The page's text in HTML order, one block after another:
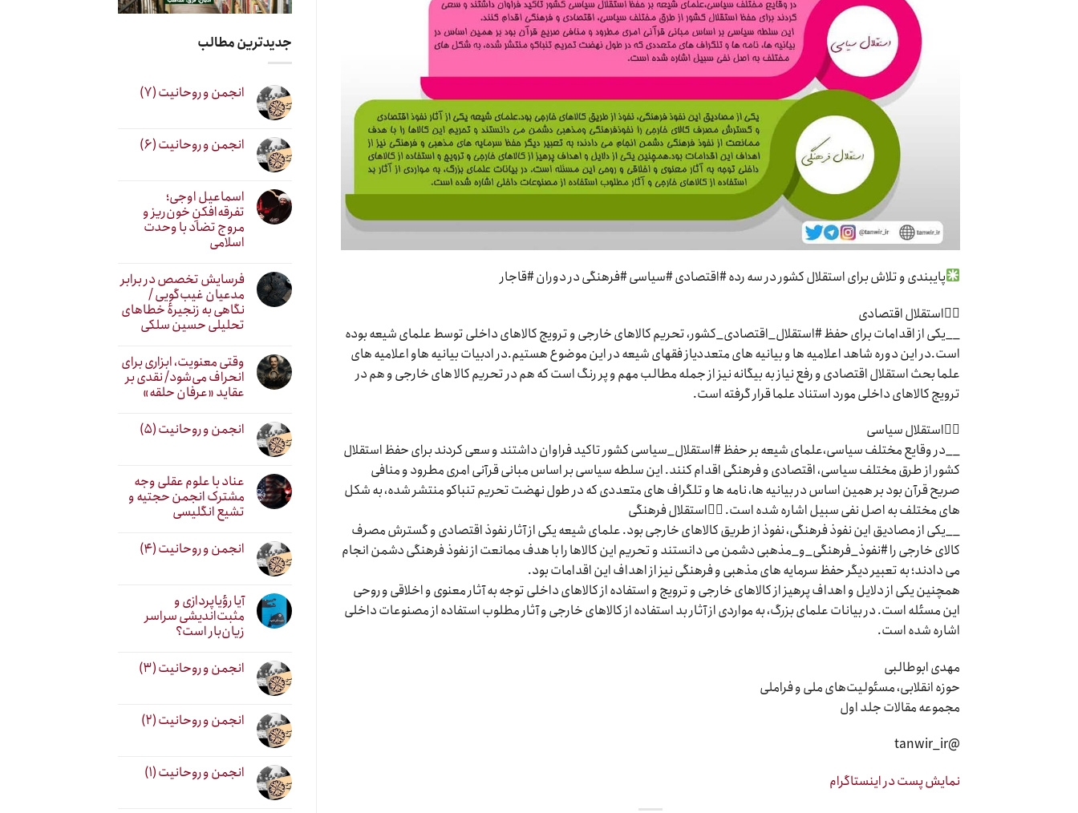
پایبندی و تلاش برای استقلال کشور در سه رده #اقتصادی #سیاسی #فرهنگی در دوران #قاجار
۱⃣استقلال اقتصادی
__یکی از اقدامات برای حفظ #استقلال_اقتصادی_کشور، تحریم کالاهای خارجی و ترویج کالاهای داخلی توسط علمای شیعه بوده
است.در این دوره شاهد اعلامیه ها و بیانیه های متعددیاز فقهای شیعه در این موضوع هستیم.در ادبیات بیانیه هاو اعلامیه های
علما بحث استقلال اقتصادی و رفع نیاز به بیگانه نیز از جمله مطالب مهم و پر رنگ است که هم در تحریم کالا های خارجی و هم در
ترویج کالاهای داخلی مورد استناد علما قرار گرفته است.
۲⃣استقلال سیاسی
__در وقایع مختلف سیاسی،علمای شیعه بر حفظ #استقلال_سیاسی کشور تاکید فراوان داشتند و سعی کردند برای حفظ استقلال
کشور از طرق مختلف سیاسی، اقتصادی و فرهنگی اقدام کنند. این سلطه سیاسی بر اساس مبانی قرآنی امری مطرود و منافی
صریح قرآن بود بر همین اساس در بیانیه ها، نامه ها و تلگراف های متعددی که در طول نهضت تحریم تنباکو منتشر شده، به شکل
های مختلف به اصل نفی سبیل اشاره شده است. ۳⃣استقلال فرهنگی
__یکی از مصادیق این نفوذ فرهنگی، نفوذ از طریق کالاهای خارجی بود. علمای شیعه یکی از آثار نفوذ اقتصادی و گسترش مصرف
کالای خارجی را #نفوذ_فرهنگی_و_مذهبی دشمن می دانستند و تحریم این کالاها را با هدف ممانعت از نفوذ فرهنگی دشمن انجام
می دادند؛ به تعبیر دیگر حفظ سرمایه های مذهبی و فرهنگی نیز از اهداف این اقدامات بود.
همچنین یکی از دلایل و اهداف پرهیز از کالاهای خارجی و ترویج و استفاده از کالاهای داخلی توجه به آثار معنوی و اخلاقی و روحی
این مسئله است. در بیانات علمای بزرگ، به مواردی از آثار بد استفاده از کالاهای خارجی و آثار مطلوب استفاده از مصنوعات داخلی
اشاره شده است.
مهدی ابوطالبی
حوزه انقلابی، مسئولیت‌های ملی و فراملی
مجموعه مقالات جلد اول
@tanwir_ir
نمایش پست در اینستاگرام
جدیدترین مطالب
انجمن و روحانیت (۷)
انجمن و روحانیت (۶)
اسماعیل اوجی؛
تفرقه‌افکنِ خون‌ریز و
مروج تضاد با وحدت
اسلامی
فرسایش تخصص در برابر
مدعیان غیب‌گویی /
نگاهی به زنجیرهٔ خطاهای
تحلیلی حسین سلکی
وقتی معنویت، ابزاری برای
انحراف می‌شود/ نقدی بر
عقاید «عرفان حلقه»
انجمن و روحانیت (۵)
عناد با علوم عقلی وجه
مشترک انجمن حجتیه و
تشیع انگلیسی
انجمن و روحانیت (۴)
آیا رؤیاپردازی و
مثبت‌اندیشی سراسر
زیان‌بار است؟
انجمن و روحانیت (۳)
انجمن و روحانیت (۲)
انجمن و روحانیت (۱)